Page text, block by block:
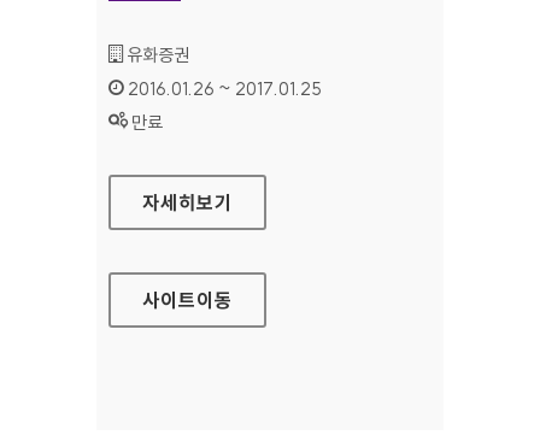
기관명 :
유화증권
인증기간 :
2016.01.26 ~ 2017.01.25
상태 :
만료
유화증권 홈페이지
자세히보기
사이트이동